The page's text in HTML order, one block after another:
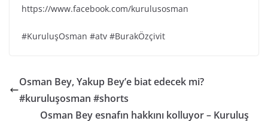
https://www.facebook.com/kurulusosman
#KuruluşOsman #atv #BurakÖzçivit
Osman Bey, Yakup Bey’e biat edecek mi?
#kuruluşosman #shorts
Osman Bey esnafın hakkını kolluyor – Kuruluş